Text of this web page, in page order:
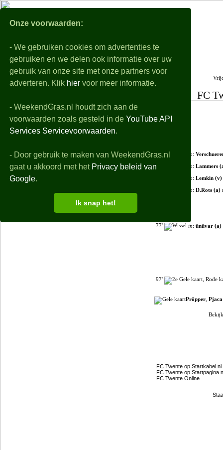
Onze voorwaarden:
- We gebruiken cookies om advertenties te
gebruiken en we delen ook informatie over uw
gebruik van onze site met onze partners voor
adverteren. Klik hier voor meer informatie.
- WeekendGras.nl houdt zich aan de
voorwaarden zoals gesteld in deYouTube API
Services Servicevoorwaarden.
- Door gebruik te maken van WeekendGras.nl
gaat u akkoord met het Privacy beleid van
Google.
Ik snap het!
Nabeschouwingen
Alle eredivisie samenvattingen, uitslagen, details en filmpjes van de gespeelde
FC
46' in:
68' in: Lammers
in: Lemkin (v)
in: D.Rots (a)
77' in: ünüvar (a)
97'
Pröpper Pjaca
FC Twente op Startkabel.nl
FC Twente op
FC Twente Online